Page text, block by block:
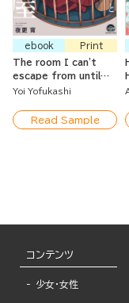
ebook
Print
The room I can't
escape from until
pay off my debt.
Yoi Yofukashi
Read Sample
コンテンツ
少女・女性